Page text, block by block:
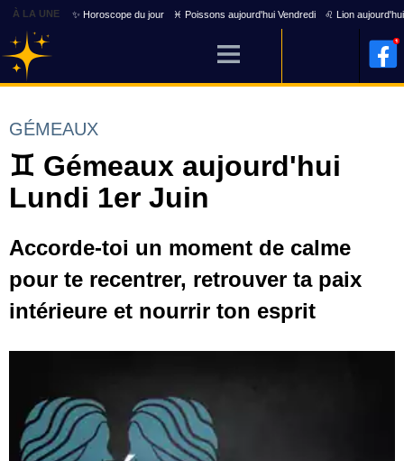
À LA UNE ✨ Horoscope du jour ♓ Poissons aujourd'hui Vendredi ♌ Lion
GÉMEAUX
♊ Gémeaux aujourd'hui
Lundi 1er Juin
Accorde-toi un moment de calme
pour te recentrer, retrouver ta paix
intérieure et nourrir ton esprit